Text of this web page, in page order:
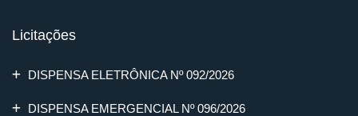
Licitações
DISPENSA ELETRÔNICA Nº 092/2026
DISPENSA EMERGENCIAL Nº 096/2026